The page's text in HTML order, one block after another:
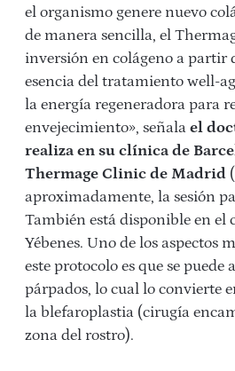
el organismo genere nuevo
de manera sencilla, el
inversión en colágeno a partir
esencia del tratamiento well-
la energía regeneradora para
envejecimiento», señala el
realiza en su clínica de
Thermage Clinic de Madrid
aproximadamente, la sesión
También está disponible en el
Yébenes. Uno de los aspectos
este protocolo es que se puede
párpados, lo cual lo convierte
la blefaroplastia (cirugía
zona del rostro).